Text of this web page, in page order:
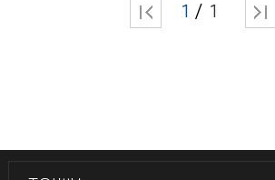
1 1